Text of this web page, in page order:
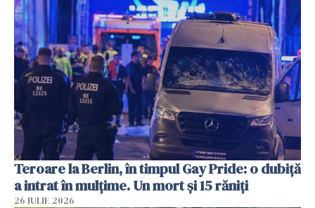
Teroare la Berlin, în timpul Gay Pride: o dubiță
a intrat în mulțime. Un mort și 15 răniți
26 IULIE 2026